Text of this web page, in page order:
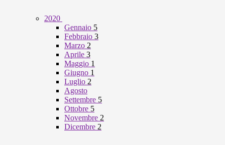
2020
Gennaio 5
Febbraio 3
Marzo 2
Aprile 3
Maggio 1
Giugno 1
Luglio 2
Agosto
Settembre 5
Ottobre 5
Novembre 2
Dicembre 2